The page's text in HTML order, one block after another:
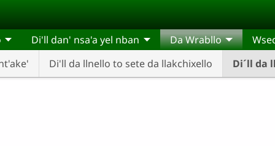
Di'll dan' nsa'a yel nban
Da Wrabllo
Di'll da llnello to sete da llakchixello Di´ll da